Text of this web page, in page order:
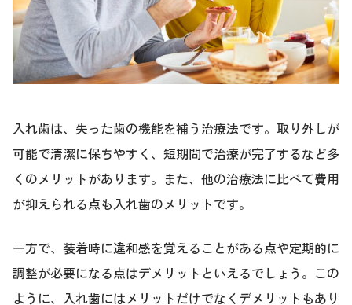
入れ歯は、失った歯の機能を補う治療法です。取り外しが
可能で清潔に保ちやすく、短期間で治療が完了するなど多
くのメリットがあります。また、他の治療法に比べて費用
が抑えられる点も入れ歯のメリットです。
一方で、装着時に違和感を覚えることがある点や定期的に
調整が必要になる点はデメリットといえるでしょう。この
ように、入れ歯にはメリットだけでなくデメリットもあり